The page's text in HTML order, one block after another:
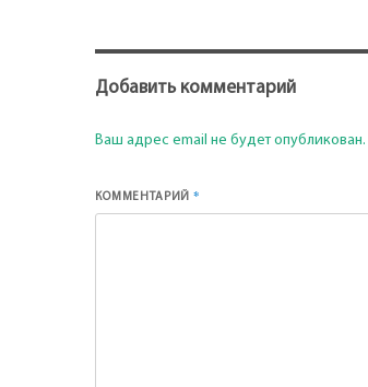
Добавить комментарий
Ваш адрес email не будет опубликован.
КОММЕНТАРИЙ*